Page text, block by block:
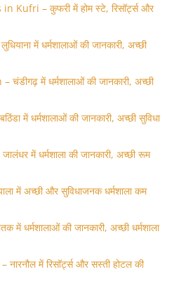
Kufri – कुफरी में होम स्‍टे, रिसॉर्ट्स और
में धर्मशालाओं की जानकारी, अच्छी
में धर्मशालाओं की जानकारी, अच्छी
में धर्मशालाओं की जानकारी, अच्छी सुविधा
में धर्मशाला की जानकारी, अच्छी रूम
में अच्छी और सुविधाजनक धर्मशाला कम
धर्मशालाओं की जानकारी, अच्छी धर्मशाला
में रिसॉर्ट्स और सस्ती होटल की